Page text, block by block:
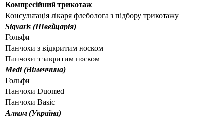
Компресійний трикотаж
Консультація лікаря флеболога з підбору трикотажу
Sigvaris (Швейцарія)
Гольфи
Панчохи з відкритим носком
Панчохи з закритим носком
Medi (Німеччина)
Гольфи
Панчохи Duomed
Панчохи Basic
Алком (Україна)